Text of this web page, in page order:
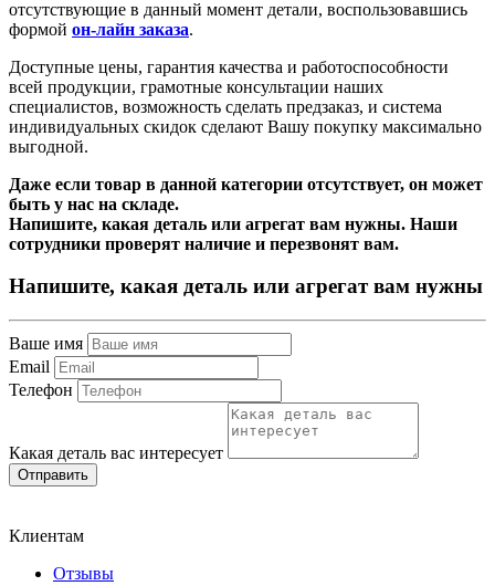
отсутствующие в данный момент детали, воспользовавшись
формой он-лайн заказа.
Доступные цены, гарантия качества и работоспособности
всей продукции, грамотные консультации наших
специалистов, возможность сделать предзаказ, и система
индивидуальных скидок сделают Вашу покупку максимально
выгодной.
Даже если товар в данной категории отсутствует, он может
быть у нас на складе.
Напишите, какая деталь или агрегат вам нужны. Наши
сотрудники проверят наличие и перезвонят вам.
Напишите, какая деталь или агрегат вам нужны
Ваше имя
Email
Телефон
Какая деталь вас интересует
Отправить
Клиентам
Отзывы